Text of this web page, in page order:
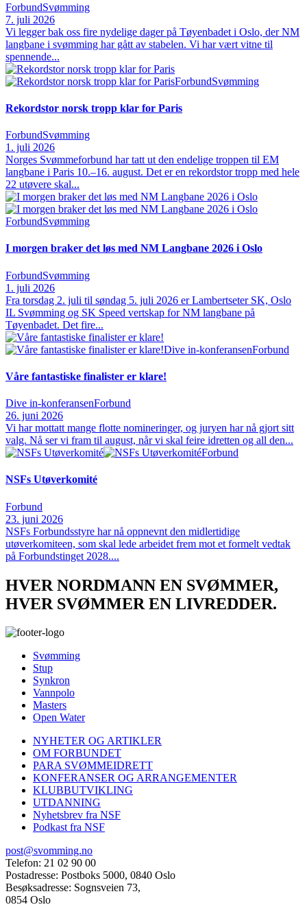
ForbundSvømming
7. juli 2026
Vi legger bak oss fire nydelige dager på Tøyenbadet i Oslo, der NM
langbane i svømming har gått av stabelen. Vi har vært vitne til
spennende...
ForbundSvømming
Rekordstor norsk tropp klar for Paris
ForbundSvømming
1. juli 2026
Norges Svømmeforbund har tatt ut den endelige troppen til EM
langbane i Paris 10.–16. august. Det er en rekordstor tropp med hele
22 utøvere skal...
ForbundSvømming
I morgen braker det løs med NM Langbane 2026 i Oslo
ForbundSvømming
1. juli 2026
Fra torsdag 2. juli til søndag 5. juli 2026 er Lambertseter SK, Oslo
IL Svømming og SK Speed vertskap for NM langbane på
Tøyenbadet. Det fire...
Dive in-konferansenForbund
Våre fantastiske finalister er klare!
Dive in-konferansenForbund
26. juni 2026
Vi har mottatt mange flotte nomineringer, og juryen har nå gjort sitt
valg. Nå ser vi fram til august, når vi skal feire idretten og all den...
Forbund
NSFs Utøverkomité
Forbund
23. juni 2026
NSFs Forbundsstyre har nå oppnevnt den midlertidige
utøverkomiteen, som skal lede arbeidet frem mot et formelt vedtak
på Forbundstinget 2028....
HVER NORDMANN EN SVØMMER,
HVER SVØMMER EN LIVREDDER.
Svømming
Stup
Synkron
Vannpolo
Masters
Open Water
NYHETER OG ARTIKLER
OM FORBUNDET
PARA SVØMMEIDRETT
KONFERANSER OG ARRANGEMENTER
KLUBBUTVIKLING
UTDANNING
Nyhetsbrev fra NSF
Podkast fra NSF
post@svomming.no
Telefon: 21 02 90 00
Postadresse: Postboks 5000, 0840 Oslo
Besøksadresse: Sognsveien 73,
0854 Oslo